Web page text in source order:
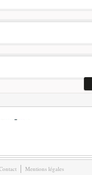
Mentions légales